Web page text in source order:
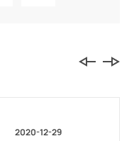
2020-12-29